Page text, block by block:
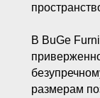
В BuGe
размерам